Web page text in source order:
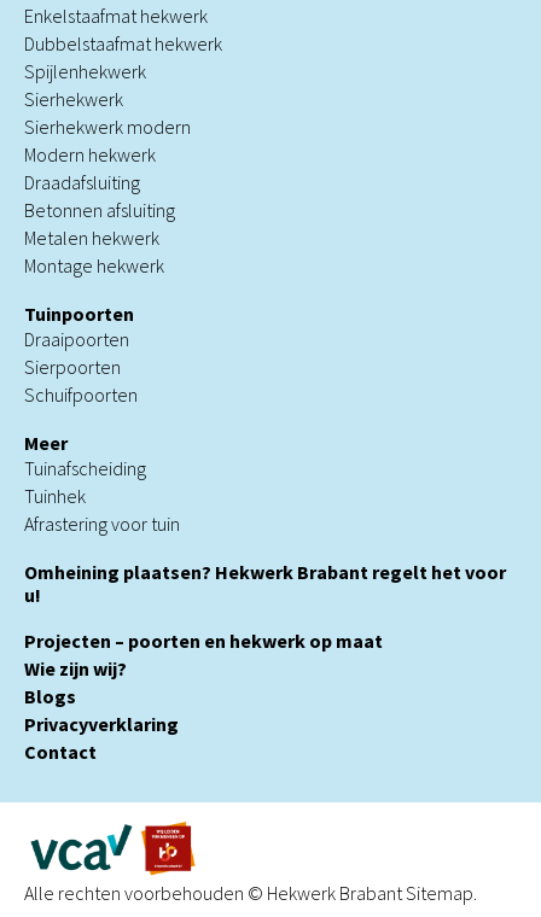
Enkelstaafmat hekwerk
Dubbelstaafmat hekwerk
Spijlenhekwerk
Sierhekwerk
Sierhekwerk modern
Modern hekwerk
Draadafsluiting
Betonnen afsluiting
Metalen hekwerk
Montage hekwerk
Tuinpoorten
Draaipoorten
Sierpoorten
Schuifpoorten
Meer
Tuinafscheiding
Tuinhek
Afrastering voor tuin
Omheining plaatsen? Hekwerk Brabant regelt het voor
u!
Projecten – poorten en hekwerk op maat
Wie zijn wij?
Blogs
Privacyverklaring
Contact
Alle rechten voorbehouden © Hekwerk BrabantSitemap